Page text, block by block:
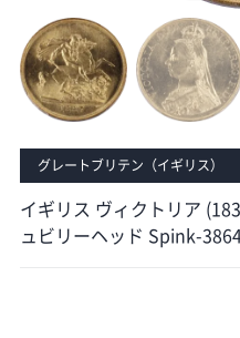
グレートブリテン（イギリス）
イギリス ヴィクトリア
ュビリーヘッド Spink-